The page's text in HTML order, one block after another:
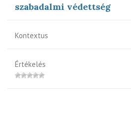
szabadalmi védettség
Kontextus
Értékelés